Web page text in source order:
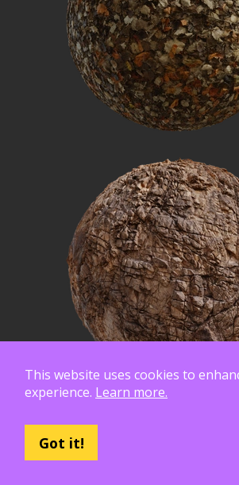
This website uses cookies to
experience. Learn more.
Got it!